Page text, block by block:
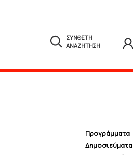
ΣΥΝΘΕΤΗ
ΑΝΑΖΗΤΗΣΗ
Προγράμματα
Δημοσιεύματα